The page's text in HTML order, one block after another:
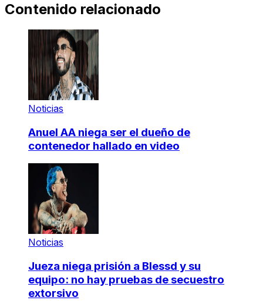
Contenido relacionado
Noticias
Anuel AA niega ser el dueño de
contenedor hallado en video
Noticias
Jueza niega prisión a Blessd y su
equipo: no hay pruebas de secuestro
extorsivo